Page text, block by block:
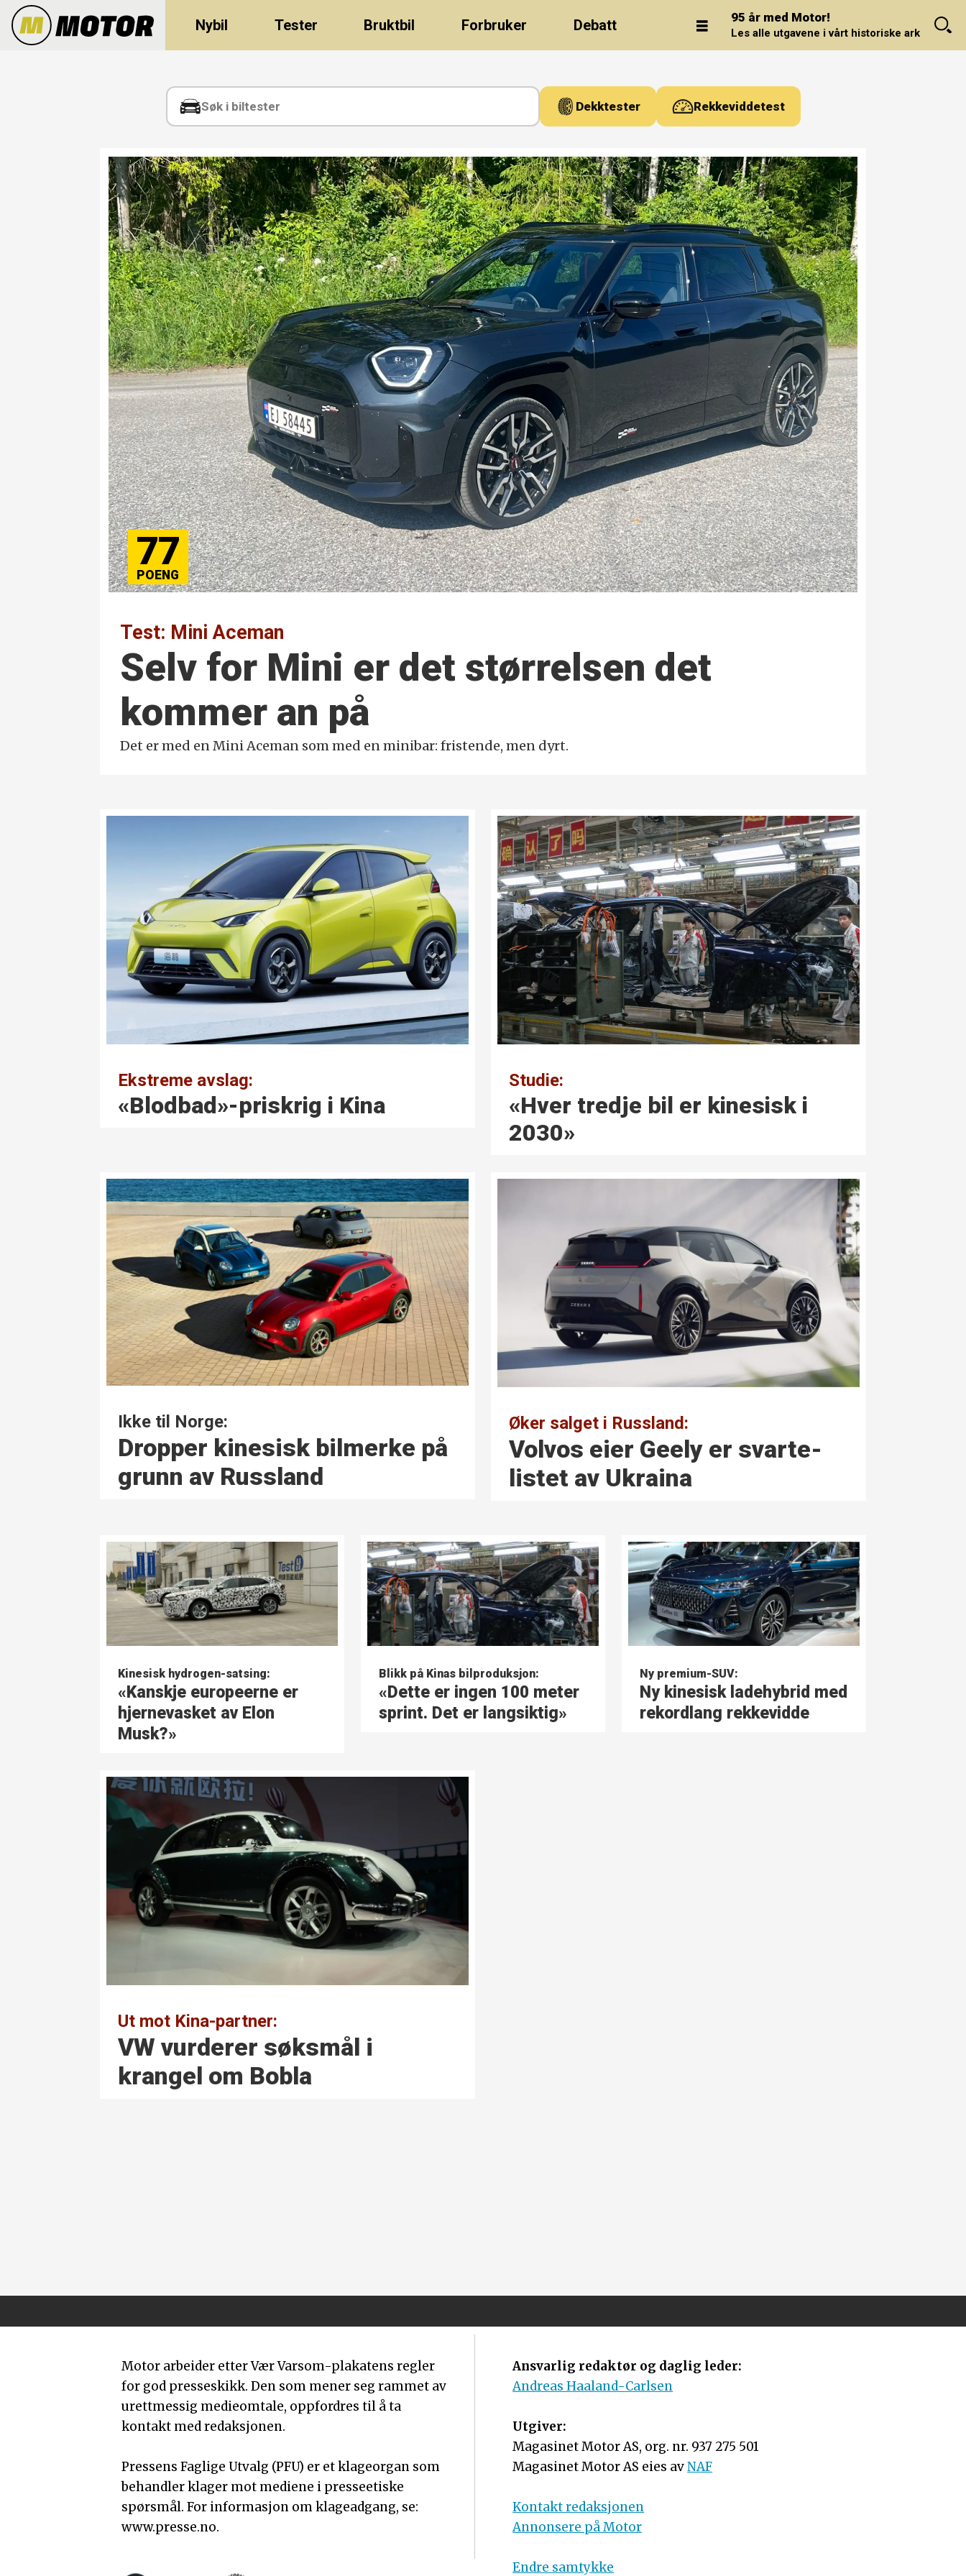
Nybil Tester Bruktbil Forbruker Debatt 95 år med Motor!
Les alle utgavene i vårt historiske arkiv.
Dekktester Rekkeviddetest
77
Test: Mini Aceman
Selv for Mini er det størrelsen det
kommer an på
Det er med en Mini Aceman som med en minibar: fristende, men dyrt.
Ekstreme avslag:
«Blodbad»-priskrig i Kina
Studie:
«Hver tredje bil er kinesisk i
2030»
Ikke til Norge:
Dropper kinesisk bilmerke på
grunn av Russland
Øker salget i Russland:
Volvos eier Geely er svarte­
listet av Ukraina
Kinesisk hydrogen-satsing:
«Kanskje europeerne er
hjernevasket av Elon
Musk?»
Blikk på Kinas bilproduksjon:
«Dette er ingen 100 meter
sprint. Det er langsiktig»
Ny premium-SUV:
Ny kinesisk ladehybrid med
rekordlang rekkevidde
Ut mot Kina-partner:
VW vurderer søksmål i
krangel om Bobla
Motor arbeider etter Vær Varsom-plakatens regler
for god presseskikk. Den som mener seg rammet av
urettmessig medieomtale, oppfordres til å ta
kontakt med redaksjonen.
Pressens Faglige Utvalg (PFU) er et klageorgan som
behandler klager mot mediene i presseetiske
spørsmål. For informasjon om klageadgang, se:
www.presse.no.
Ansvarlig redaktør og daglig leder:
Andreas Haaland-Carlsen
Utgiver:
Magasinet Motor AS, org. nr. 937 275 501
Magasinet Motor AS eies avNAF
Kontakt redaksjonen
Annonsere på Motor
Endre samtykke